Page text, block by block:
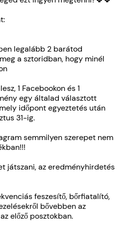
legalább 2 barátod
a sztoridban, hogy minél
1 Facebookon és 1
egy általad választott
időpont egyeztetés után
31-ig.
semmilyen szerepet nem
játszani, az eredményhirdetés
feszesítő, bőrfiatalító,
bővebben az
előző posztokban.